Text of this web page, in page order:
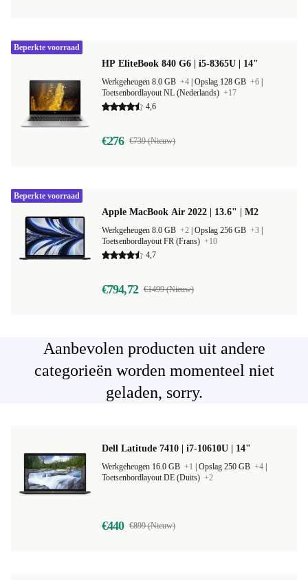
HP EliteBook 840 G6 | i5-8365U | 14"
Werkgeheugen 8.0 GB +4 Opslag 128 GB +6
Toetsenbordlayout NL (Nederlands) +17
4,6
€276 €739 (Nieuw)
Beperkte voorraad
Apple MacBook Air 2022 | 13.6" | M2
Werkgeheugen 8.0 GB +2 Opslag 256 GB +3
Toetsenbordlayout FR (Frans) +10
4,7
€794,72 €1499 (Nieuw)
Beperkte voorraad
Aanbevolen producten uit andere
categorieën worden momenteel niet
geladen, sorry.
Dell Latitude 7410 | i7-10610U | 14"
Werkgeheugen 16.0 GB +1 Opslag 250 GB +4
Toetsenbordlayout DE (Duits) +2
€440 €899 (Nieuw)